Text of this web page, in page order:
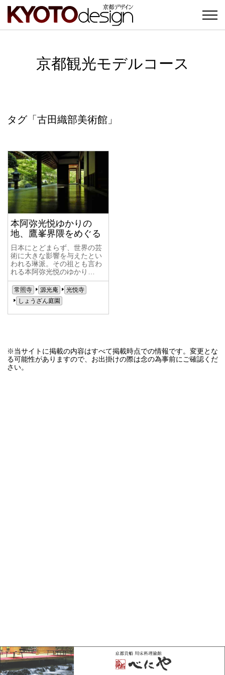
京都観光モデルコース
タグ「古田織部美術館」
本阿弥光悦ゆかりの
地、鷹峯界隈をめぐる
日本にとどまらず、世界の芸
術に大きな影響を与えたとい
われる琳派。その祖とも言わ
れる本阿弥光悦のゆかり…
常照寺 源光庵
光悦寺
しょうざん庭園
※当サイトに掲載の内容はすべて掲載時点での情報です。変更とな
る可能性がありますので、お出掛けの際は念の為事前にご確認くだ
さい。